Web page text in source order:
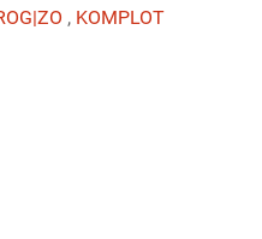
|ZO , KOMPLOT